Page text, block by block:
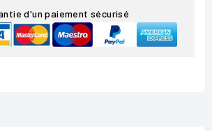
d'un paiement sécurisé